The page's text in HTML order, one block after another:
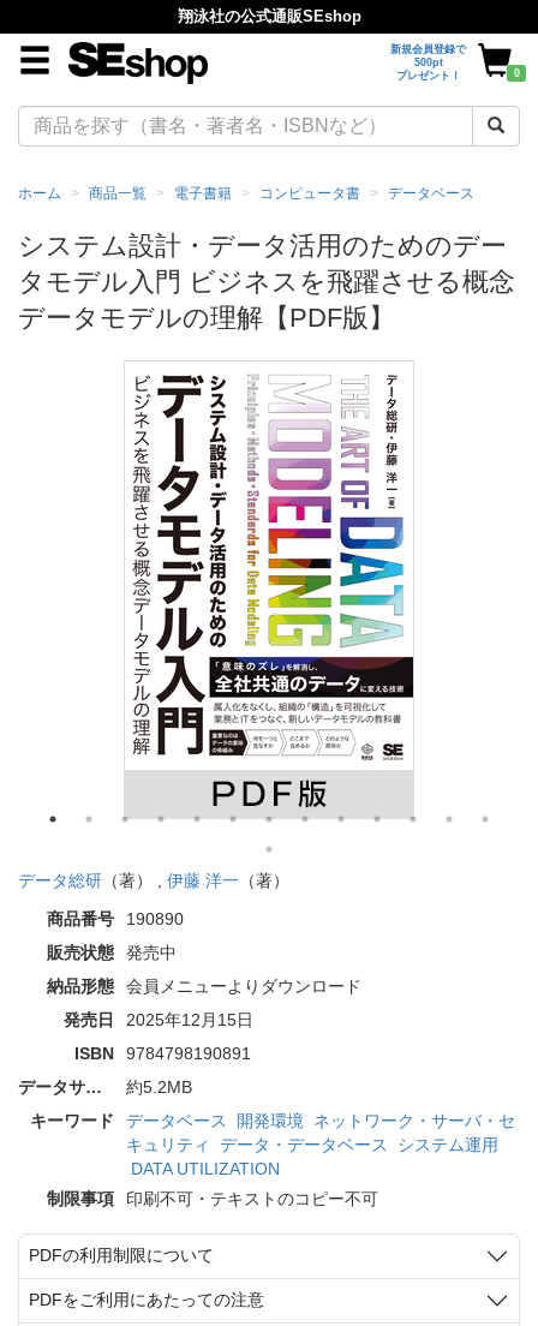
翔泳社の公式通販SEshop
新規会員登録で
500pt
プレゼント！
0
ホーム 商品一覧 電子書籍 コンピュータ書 データベース
システム設計・データ活用のためのデー
タモデル入門 ビジネスを飛躍させる概念
データモデルの理解【PDF版】
データ総研 （著） , 伊藤 洋一 （著）
商品番号
190890
販売状態
発売中
納品形態
会員メニューよりダウンロード
発売日
2025年12月15日
ISBN
9784798190891
データサイズ
約5.2MB
キーワード
データベース 開発環境
ネットワーク・サーバ・セ
キュリティ
データ・データベース
システム運用
DATA UTILIZATION
制限事項
印刷不可・テキストのコピー不可
PDFの利用制限について
PDFをご利用にあたっての注意